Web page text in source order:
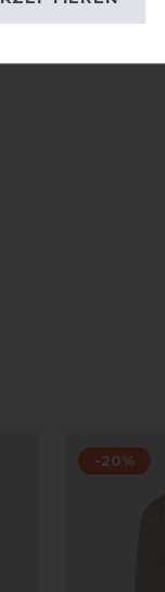
-20%